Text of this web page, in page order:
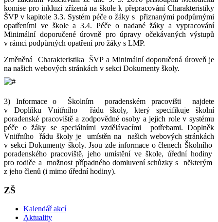
komise pro inkluzi zřízená na škole k přepracování Charakteristiky
ŠVP v kapitole 3.3. Systém péče o žáky s přiznanými podpůrnými
opatřeními ve škole a 3.4. Péče o nadané žáky a vypracování
Minimální doporučené úrovně pro úpravy očekávaných výstupů
v rámci podpůrných opatření pro žáky s LMP.
Změněná Charakteristika ŠVP a Minimální doporučená úroveň je
na našich webových stránkách v sekci Dokumenty školy.
3) Informace o Školním poradenském pracovišti najdete
v Doplňku Vnitřního řádu školy, který specifikuje školní
poradenské pracoviště a zodpovědné osoby a jejich role v systému
péče o žáky se speciálními vzdělávacími potřebami. Doplněk
Vnitřního řádu školy je umístěn na našich webových stránkách
v sekci Dokumenty školy. Jsou zde informace o členech Školního
poradenského pracoviště, jeho umístění ve škole, úřední hodiny
pro rodiče a možnost případného domluvení schůzky s některým
z jeho členů (i mimo úřední hodiny).
ZŠ
Kalendář akcí
Aktuality